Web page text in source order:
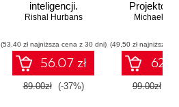
inteligencji.
Ilustrowany
Rishal Hurbans
(53,40 zł najniższa cena z 30 dni)
56.07 zł
89.00zł (-37%)
Michael
(49,50 zł najniższa
99.00zł